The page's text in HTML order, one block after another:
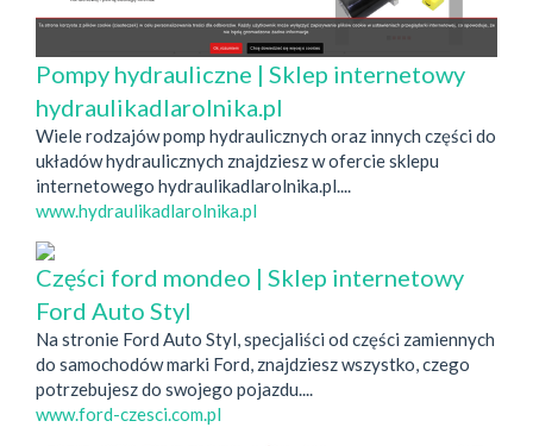
Pompy hydrauliczne | Sklep internetowy
hydraulikadlarolnika.pl
Wiele rodzajów pomp hydraulicznych oraz innych części do
układów hydraulicznych znajdziesz w ofercie sklepu
internetowego hydraulikadlarolnika.pl....
www.hydraulikadlarolnika.pl
Części ford mondeo | Sklep internetowy
Ford Auto Styl
Na stronie Ford Auto Styl, specjaliści od części zamiennych
do samochodów marki Ford, znajdziesz wszystko, czego
potrzebujesz do swojego pojazdu....
www.ford-czesci.com.pl